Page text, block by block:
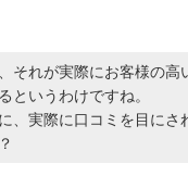
それが実際にお客様の高
というわけですね。
、実際に口コミを目にさ